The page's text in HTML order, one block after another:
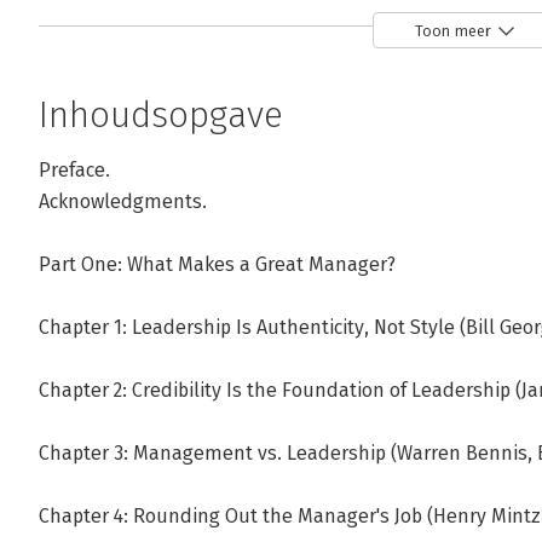
Over Rosabeth Moss Kanter
Rosabeth Moss Kanter (1943) doceert business aan de
onder meer hoogleraar sociologie aan de universiteit
van de Harvard Business Review (1989-1992).
(1985), When Giants Learn to Dance (1990), Confidence
Andere boeken door Rosabeth Moss
Toon meer
Inhoudsopgave
Preface.
Acknowledgments.
Part One: What Makes a Great Manager?
Chapter 1: Leadership Is Authenticity, Not Style (Bill
Chapter 2: Credibility Is the Foundation of Leadership
Chapter 3: Management vs. Leadership (Warren Bennis,
Chapter 4: Rounding Out the Manager's Job (Henry